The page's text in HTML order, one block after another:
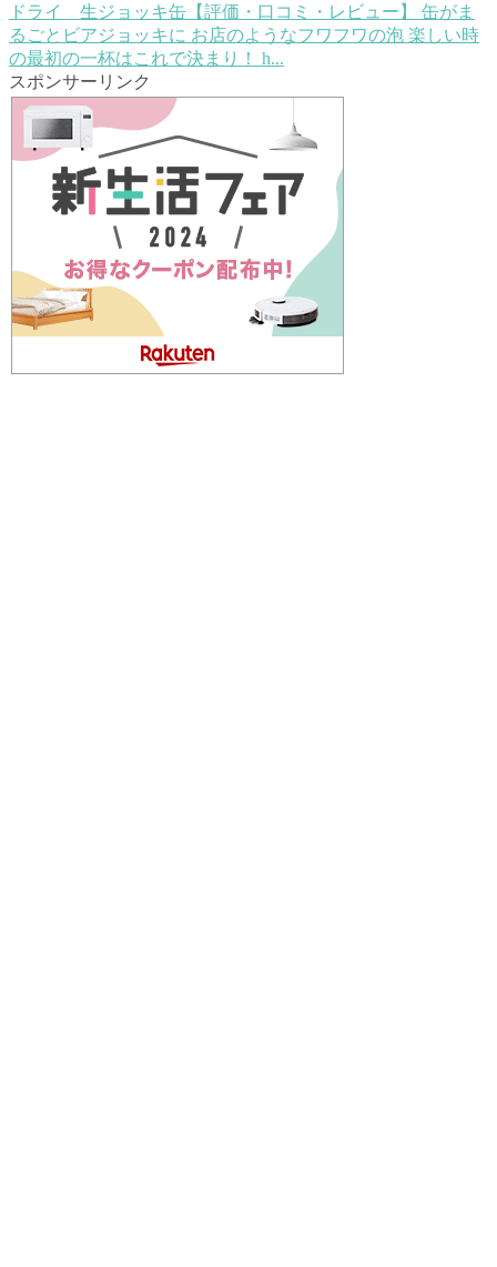
ドライ 生ジョッキ缶【評価・口コミ・レビュー】
缶がま
るごとビアジョッキに お店のようなフワフワの泡 楽しい時
の最初の一杯はこれで決まり！ h...
スポンサーリンク